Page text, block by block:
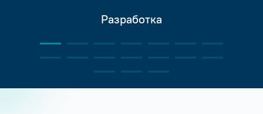
Разработка